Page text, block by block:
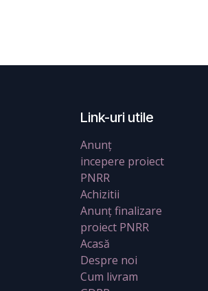
Link-uri utile
Anunț
incepere proiect
PNRR
Achizitii
Anunț finalizare
proiect PNRR
Acasă
Despre noi
Cum livram